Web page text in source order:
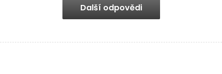
Další odpovědi